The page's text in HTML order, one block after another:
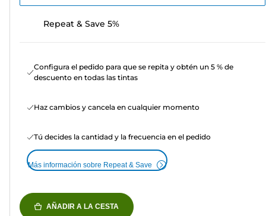
Repeat & Save 5%
Configura el pedido para que se repita y obtén un 5 % de
descuento en todas las tintas
Haz cambios y cancela en cualquier momento
Tú decides la cantidad y la frecuencia en el pedido
Más información sobre Repeat & Save
AÑADIR A LA CESTA